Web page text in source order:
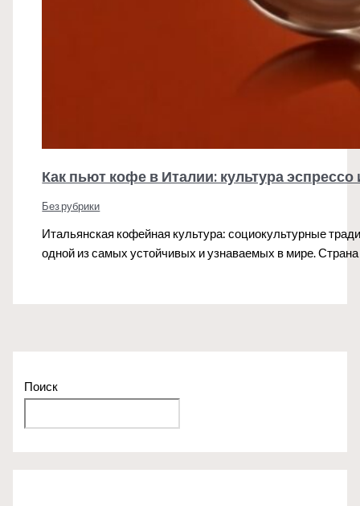
Как пьют кофе в Италии: культура эспрессо
Без рубрики
Итальянская кофейная культура: социокультурные
одной из самых устойчивых и узнаваемых в мире.
Поиск